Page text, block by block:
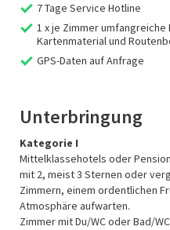
7 Tage Service Hotline
1 x je Zimmer
Kartenmaterial und
GPS-Daten auf Anfrage
Unterbringung
Kategorie I
Mittelklassehotels oder
mit 2, meist 3 Sternen oder
Zimmern, einem ordentlichen
Atmosphäre aufwarten.
Zimmer mit Du/WC oder Bad/WC